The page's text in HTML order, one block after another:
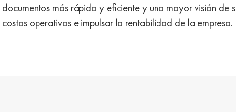
más rápido y eficiente y una mayor visión de
operativos e impulsar la rentabilidad de la empresa.